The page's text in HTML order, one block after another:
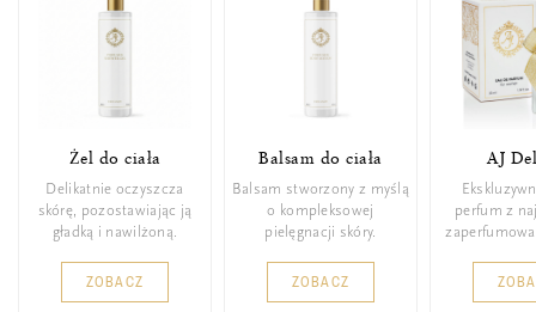
Żel do ciała
Delikatnie oczyszcza
skórę, pozostawiając ją
gładką i nawilżoną.
ZOBACZ
Balsam do ciała
Balsam stworzony z myślą
o kompleksowej
pielęgnacji skóry.
ZOBACZ
AJ
perfum z